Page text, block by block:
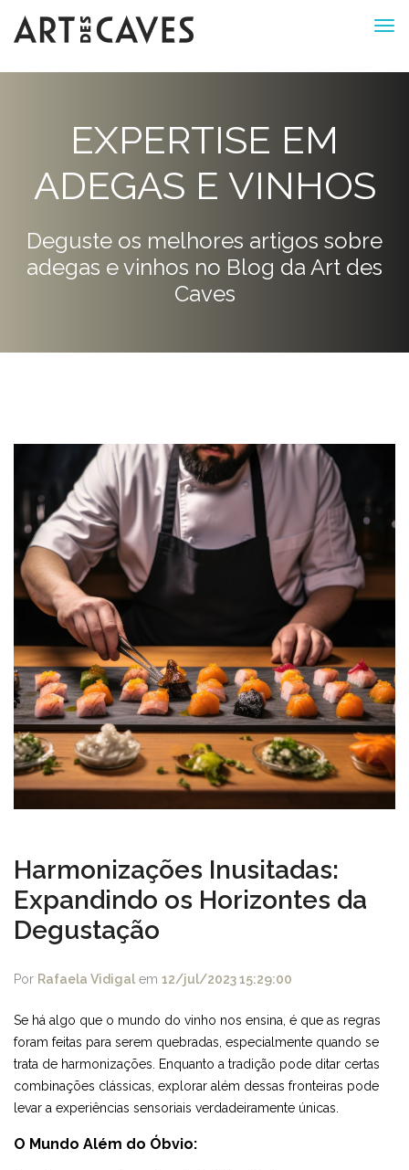
EXPERTISE EM
ADEGAS E VINHOS
Deguste os melhores artigos sobre
adegas e vinhos no Blog da Art des
Caves
Harmonizações Inusitadas:
Expandindo os Horizontes da
Degustação
Por Rafaela Vidigal em 12/jul/2023 15:29:00
Se há algo que o mundo do vinho nos ensina, é que as regras
foram feitas para serem quebradas, especialmente quando se
trata de harmonizações. Enquanto a tradição pode ditar certas
combinações clássicas, explorar além dessas fronteiras pode
levar a experiências sensoriais verdadeiramente únicas.
O Mundo Além do Óbvio: